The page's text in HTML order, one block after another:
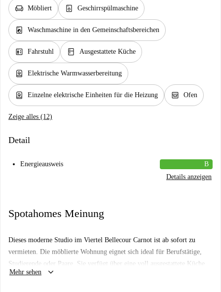
chair Möbliert dishwasher_gen Geschirrspülmaschine
local_laundry_service Waschmaschine in den Gemeinschaftsbereichen
elevator Fahrstuhl kitchen Ausgestattete Küche
water_heater Elektrische Warmwasserbereitung
water_heater Einzelne elektrische Einheiten für die Heizung oven_gen Ofen
Zeige alles (12)
Detail
Energieausweis
B
Details anzeigen
Spotahomes Meinung
Dieses moderne Studio im Viertel Bellecour Carnot ist ab sofort zu
vermieten. Die möblierte Wohnung eignet sich ideal für Berufstätige,
Studierende oder Paare. Sie verfügt über eine voll ausgestattete Küche
mit Geschirrspüler, Backofen und Waschmaschine (im Gebäude
Mehr sehen keyboard_arrow_down